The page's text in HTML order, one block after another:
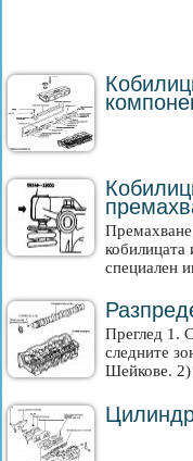
кобилицата
специален
Преглед 1.
следните
Шейкове. 2)